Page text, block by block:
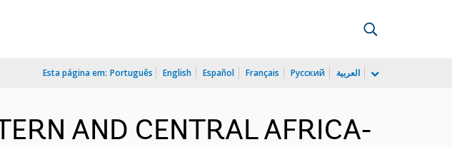
Esta página em: Português English Español Français Русский العربية
AND CENTRAL AFRICA-